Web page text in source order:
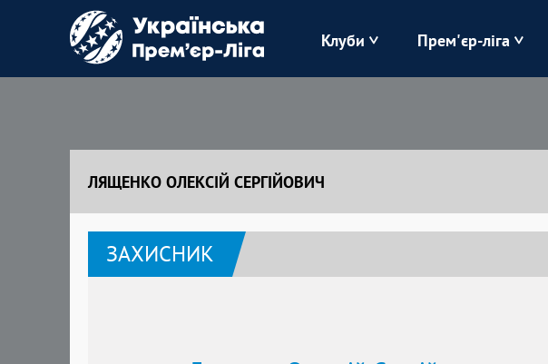
Клуби
Зоря Карпати
Полісся
Прем'єр-ліга
ЛЯЩЕНКО ОЛЕКСІЙ СЕРГІЙОВИЧ
ЗАХИСНИК